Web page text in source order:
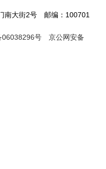
南大街2号 邮编：100701
06038296号
京公网安备